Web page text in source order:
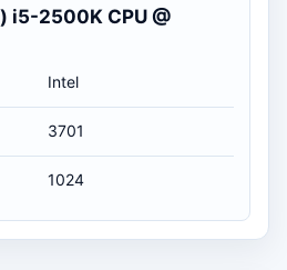
i5-2500K CPU @
Intel
3701
1024